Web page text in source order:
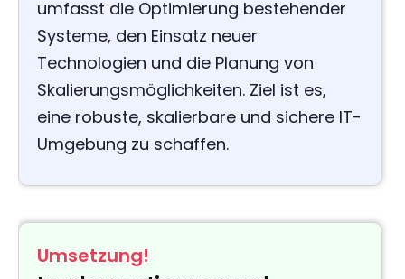
umfasst die Optimierung bestehender
Systeme, den Einsatz neuer
Technologien und die Planung von
Skalierungsmöglichkeiten. Ziel ist es,
eine robuste, skalierbare und sichere IT-
Umgebung zu schaffen.
Umsetzung!